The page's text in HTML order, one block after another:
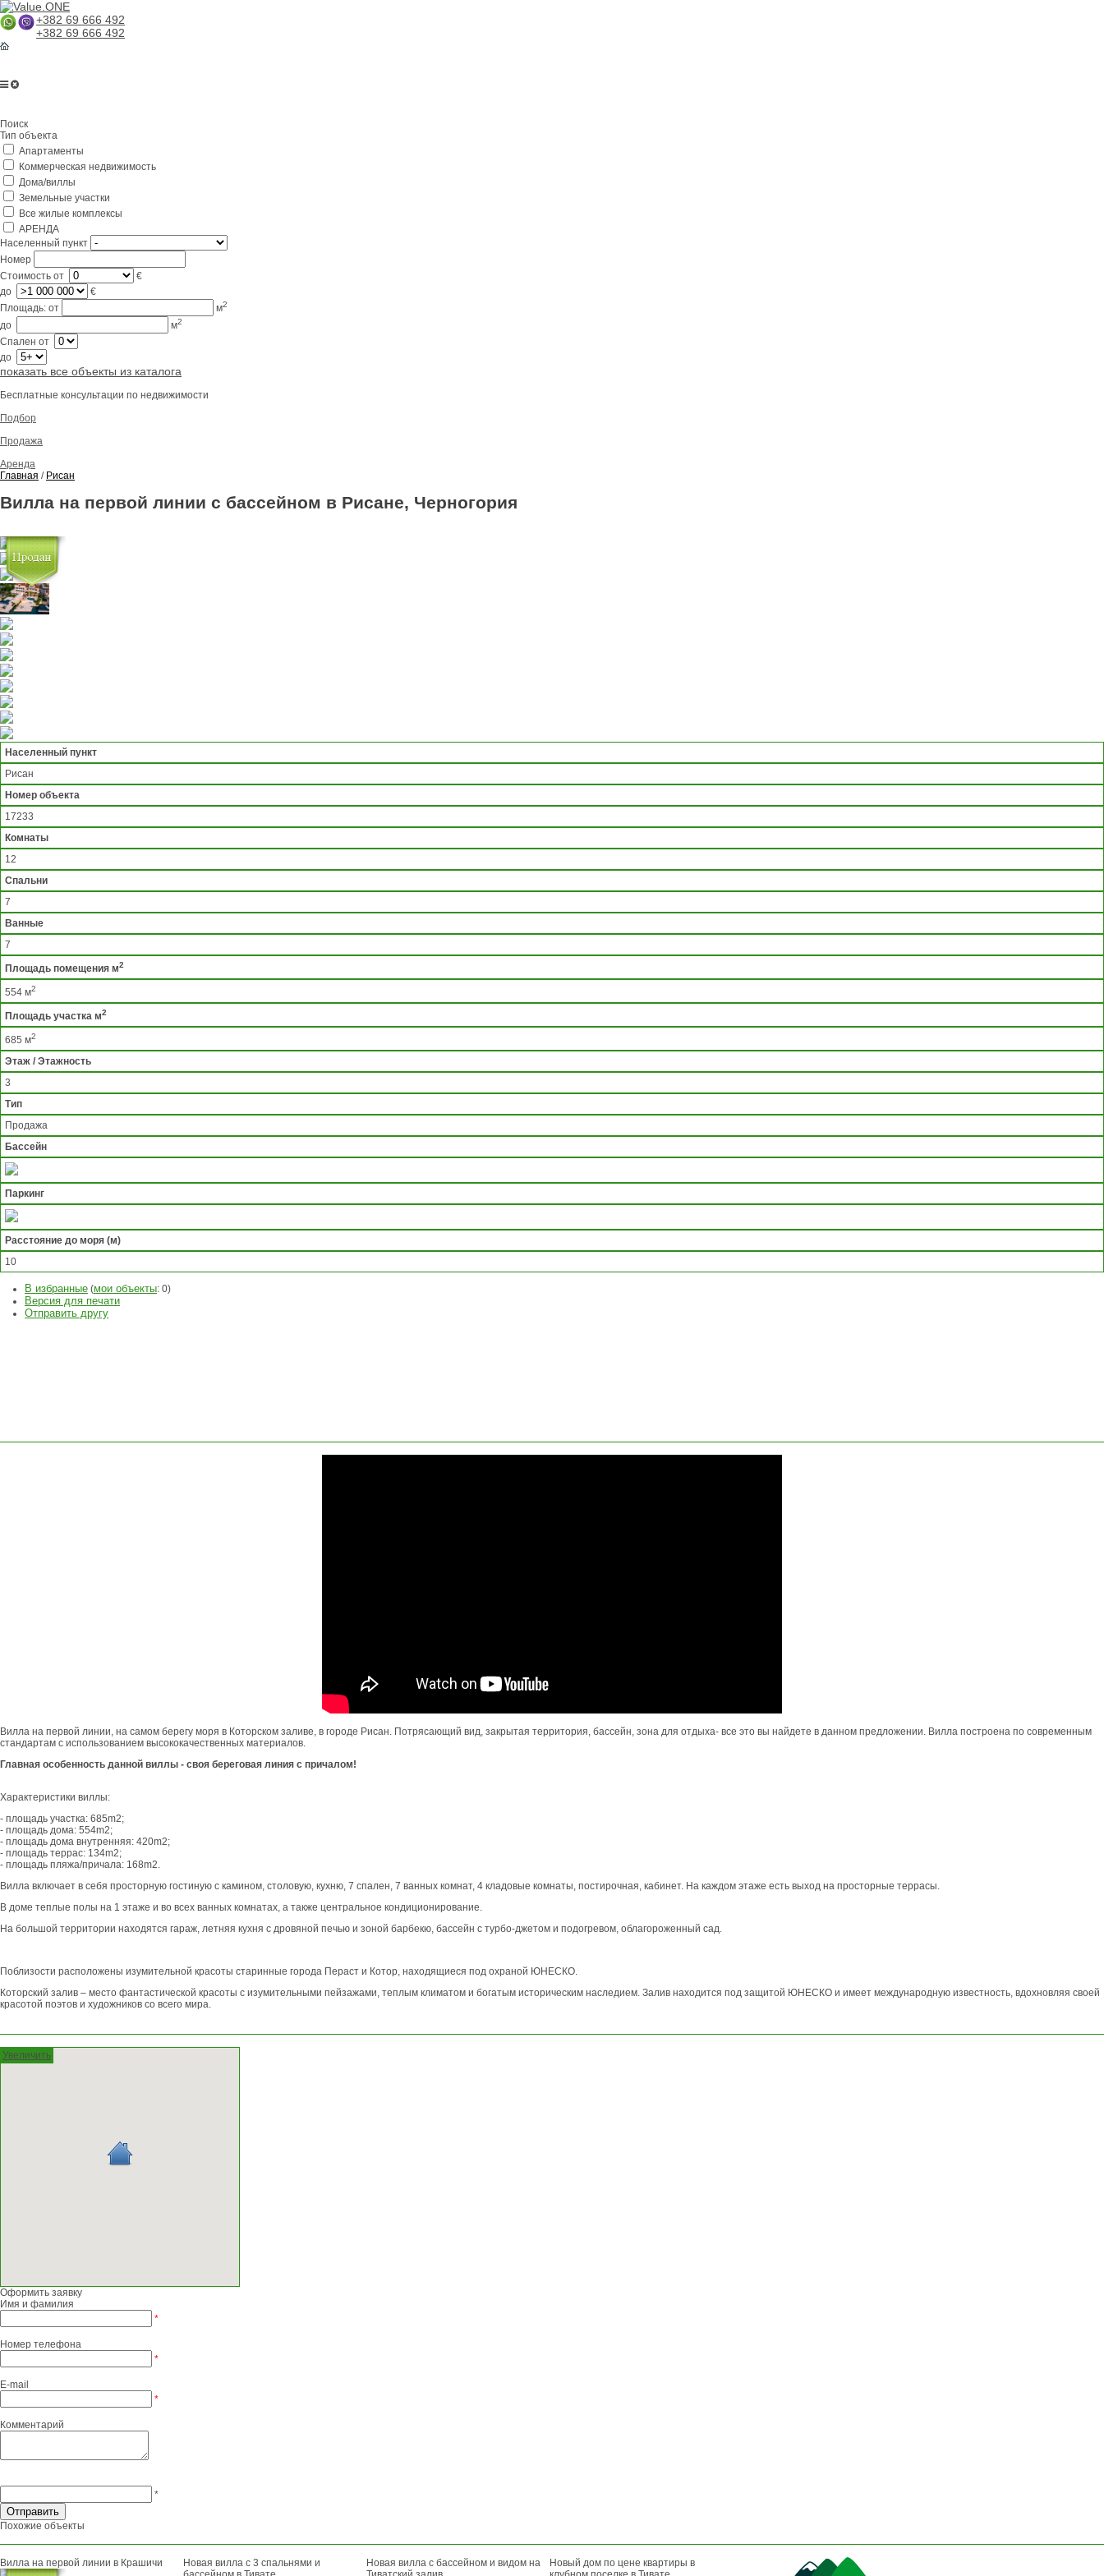
+382 69 666 492
+382 69 666 492
Поиск
Тип объекта
Апартаменты
Коммерческая недвижимость
Дома/виллы
Земельные участки
Все жилые комплексы
АРЕНДА
Населенный пункт
Номер
Стоимость от
€
до
€
Площадь: от м2
до м2
Спален от
до
показать все объекты из каталога
Бесплатные консультации по недвижимости
Подбор
Продажа
Аренда
Главная / Рисан
Вилла на первой линии с бассейном в Рисане, Черногория
Населенный пункт
Рисан
Номер объекта
17233
Комнаты
12
Спальни
7
Ванные
7
Площадь помещения м2
554 м2
Площадь участка м2
685 м2
Этаж / Этажность
3
Тип
Продажа
Бассейн
Паркинг
Расстояние до моря (м)
10
В избранные (мои объекты: 0)
Версия для печати
Отправить другу
Вилла на первой линии, на самом берегу моря в Которском заливе, в городе Рисан. Потрясающий вид, закрытая территория, бассейн, зона для отдыха- все это вы найдете в данном предложении. Вилла построена по современным
стандартам с использованием высококачественных материалов.
Главная особенность данной виллы - своя береговая линия с причалом!
Характеристики виллы:
- площадь участка: 685m2;
- площадь дома: 554m2;
- площадь дома внутренняя: 420m2;
- площадь террас: 134m2;
- площадь пляжа/причала: 168m2.
Вилла включает в себя просторную гостиную с камином, столовую, кухню, 7 спален, 7 ванных комнат, 4 кладовые комнаты, постирочная, кабинет. На каждом этаже есть выход на просторные террасы.
В доме теплые полы на 1 этаже и во всех ванных комнатах, а также центральное кондиционирование.
На большой территории находятся гараж, летняя кухня с дровяной печью и зоной барбекю, бассейн с турбо-джетом и подогревом, облагороженный сад.
Поблизости расположены изумительной красоты старинные города Пераст и Котор, находящиеся под охраной ЮНЕСКО.
Которский залив – место фантастической красоты с изумительными пейзажами, теплым климатом и богатым историческим наследием. Залив находится под защитой ЮНЕСКО и имеет международную известность, вдохновляя своей
красотой поэтов и художников со всего мира.
Увеличить
Оформить заявку
Имя и фамилия
*
Номер телефона
*
E-mail
*
Комментарий
*
Похожие объекты
Вилла на первой линии в Крашичи
Новая вилла с 3 спальнями и
Новая вилла с бассейном и видом на
Новый дом по цене квартиры в